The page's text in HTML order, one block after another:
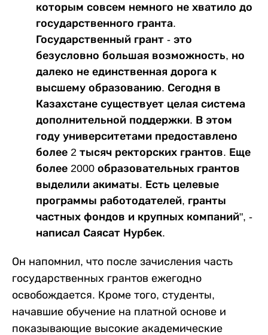
которым совсем немного не хватило до
государственного гранта.
Государственный грант - это
безусловно большая возможность, но
далеко не единственная дорога к
высшему образованию. Сегодня в
Казахстане существует целая система
дополнительной поддержки. В этом
году университетами предоставлено
более 2 тысяч ректорских грантов. Еще
более 2000 образовательных грантов
выделили акиматы. Есть целевые
программы работодателей, гранты
частных фондов и крупных компаний", -
написал Саясат Нурбек.
Он напомнил, что после зачисления часть
государственных грантов ежегодно
освобождается. Кроме того, студенты,
начавшие обучение на платной основе и
показывающие высокие академические